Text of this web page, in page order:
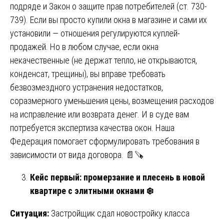
подряде и Закон о защите прав потребителей (ст. 730-
739). Если вы просто купили окна в магазине и сами их
установили — отношения регулируются куплей-
продажей. Но в любом случае, если окна
некачественные (не держат тепло, не открываются,
конденсат, трещины), вы вправе требовать
безвозмездного устранения недостатков,
соразмерного уменьшения цены, возмещения расходов
на исправление или возврата денег. И в суде вам
потребуется экспертиза качества окон. Наша
Федерация помогает сформулировать требования в
зависимости от вида договора. 📄🪚
Кейс первый: промерзание и плесень в новой
квартире с элитными окнами ❄️
Ситуация: Застройщик сдал новостройку класса